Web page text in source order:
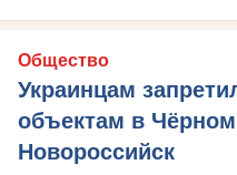
Общество
Украинцам
объектам в
Новороссийск